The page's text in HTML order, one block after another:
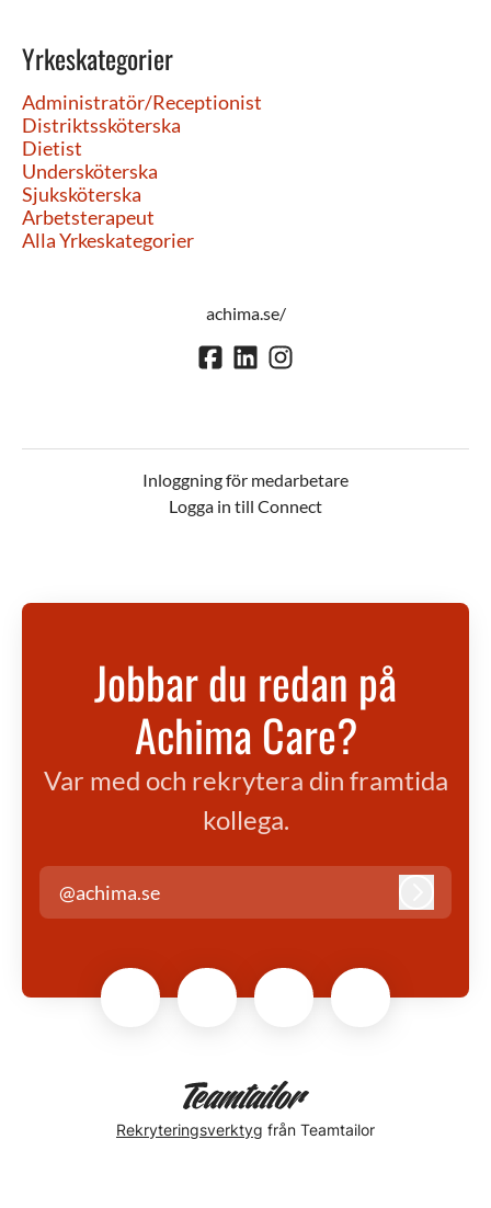
Yrkeskategorier
Administratör/Receptionist
Distriktssköterska
Dietist
Undersköterska
Sjuksköterska
Arbetsterapeut
Alla Yrkeskategorier
achima.se/
Inloggning för medarbetare
Logga in till Connect
Jobbar du redan på
Achima Care?
Var med och rekrytera din framtida
kollega.
@achima.se
Rekryteringsverktyg från Teamtailor